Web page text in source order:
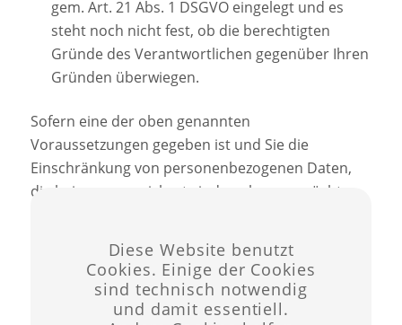
gem. Art. 21 Abs. 1 DSGVO eingelegt und es
steht noch nicht fest, ob die berechtigten
Gründe des Verantwortlichen gegenüber Ihren
Gründen überwiegen.
Sofern eine der oben genannten
Voraussetzungen gegeben ist und Sie die
Einschränkung von personenbezogenen Daten,
die bei uns gespeichert sind, verlangen möchten,
Recht auf Datenübertragbarkeit
Sie haben das vom Europäischen Richtlinien- und
Verordnungsgeber gewährte Recht, die sie
Diese Website benutzt
Cookies. Einige der Cookies
sind technisch notwendig
und damit essentiell.